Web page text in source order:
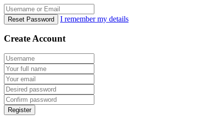
Reset Password I remember my details
Create Account
Register